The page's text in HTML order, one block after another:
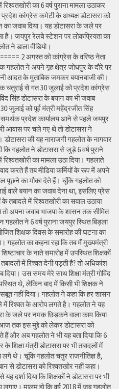
का 6 वर्ष पुराना मामला उठाकर
प्रदेश कांग्रेस कमेटी के अध्यक्ष डोटासरा को
का जवाब दिया। यह डोटासरा के जले पर
है। जयपुर रेलवे स्टेशन पर लोकप्रियता का
ने डाला वीडियो।
2 अगस्त को कांग्रेस के वरिष्ठ नेता
गहलोत ने अपने गृह क्षेत्र जोधपुर के दौरे पर
आदत के मुताबिक जमकर बयानबाजी की।
चतुराई से गत 30 जुलाई को प्रदेश कांग्रेस
सिंह डोटासरा के बयान का भी जवाब
जुलाई को पूर्व मंत्री महेंद्रजीत सिंह
प्रदेश कार्यालय आने से पहले जयपुर
आवास पर चले गए थे तो डोटासरा ने
डोटासरा की यह नाराजगी गहलोत के नागवार
कि गहलोत ने डोटासरा से जुड़े 6 वर्ष पुराने
का मामला उठा दिया। गहलाते
करते हैं तब मीडिया कर्मियों के रूप में अपने
पूछने का मौका देते हैं। चूंकि गहलोत को
वाले बयान का जवाब देना था, इसलिए प्रेस
तबादले में रिश्वतखोरी का सवाल उठाया
तो अपना जवाब भाजपा के शासन तक सीमित
ने 6 वर्ष पुराना जयपुर स्थित बिड़ला
शिक्षक दिवस के समारोह की घटना का
गहलोत का कहना रहा कि तब मैं मुख्यमंत्री
के नाते समारोह में उपस्थित शिक्षकों
में रिश्वत देनी पड़ती है? तो अधिकांश
दिया। उस समय मेरे साथ शिक्षा मंत्री गोविंद
थे, लेकिन बाद में किसी भी शिक्षक ने
नहीं दिया। गहलोत ने कहा कि हर शासन
में रिश्वत के आरोप लगते है। गहलोत ने यह
के जले पर नमक छिड़कने वाला काम किया
तक इस मुद्दे को लेकर डोटासरा को
और अब गहलोत ने भी यह बता दिया कि 6
के शिक्षा मंत्री डोटासरा पर भी तबादलों में
लगे थे। चूंकि गहलोत चतुर राजनीतिज्ञ है,
से डोटासरा को रिश्वतखोर नहीं कहा।
दर्शा दिया कि शिक्षकों ने डोटासरा पर भी
मालूम हो कि वर्ष 2018 में जब गहलोत